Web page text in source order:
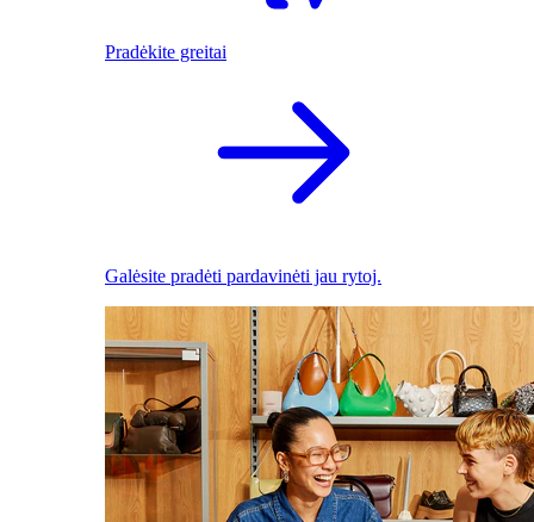
Pradėkite greitai
Galėsite pradėti pardavinėti jau rytoj.